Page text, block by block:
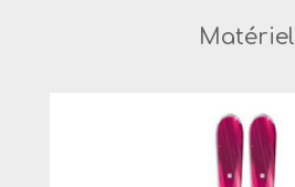
Matériel